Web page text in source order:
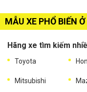
MẪU XE PHỔ BIẾN
Hãng xe tìm kiếm
Toyota
Mitsubishi